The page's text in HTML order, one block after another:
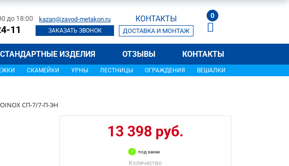
до 18:00
11
kazan@zavod-metakon.ru
ЗАКАЗАТЬ ЗВОНОК
КОНТАКТЫ
ДОСТАВКА И МОНТАЖ
0
ИЗДЕЛИЯ ОТЗЫВЫ КОНТАКТЫ
СКАМЕЙКИ УРНЫ ЛЕСТНИЦЫ ОГРАЖДЕНИЯ ВЕШАЛКИ
СП-7/7-П-ЭН
13 398 руб.
под заказ
Количество